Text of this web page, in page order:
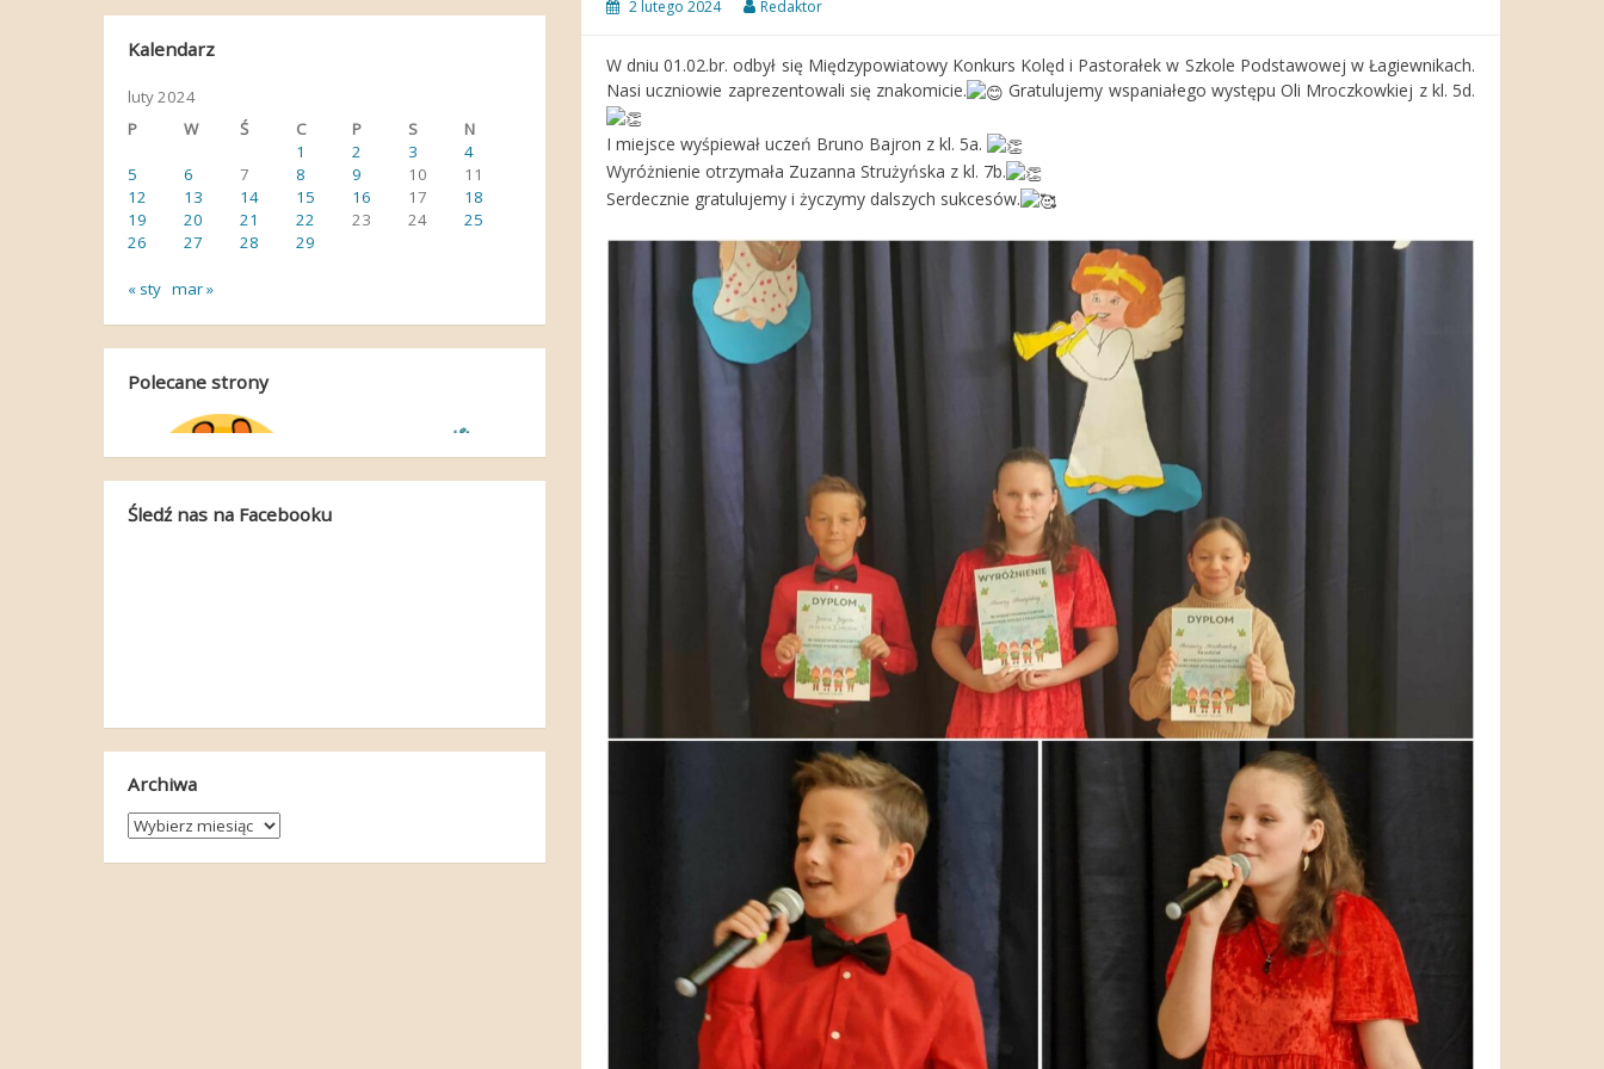
2 lutego 2024 Redaktor
W dniu 01.02.br. odbył się Międzypowiatowy Konkurs Kolęd i Pastorałek w Szkole Podstawowej w Łagiewnikach.
Nasi uczniowie zaprezentowali się znakomicie.
Gratulujemy wspaniałego występu Oli Mroczkowkiej z kl. 5d.
I miejsce wyśpiewał uczeń Bruno Bajron z kl. 5a.
Wyróżnienie otrzymała Zuzanna Strużyńska z kl. 7b.
Serdecznie gratulujemy i życzymy dalszych sukcesów.
Kalendarz
luty 2024
P
W Ś C P S
N
1
2 3
4
5
6 7 8 9 10
11
12
13 14 15 16 17
18
19
20 21 22 23 24
25
26
27 28 29
« sty mar »
Polecane strony
Śledź nas na Facebooku
Archiwa
Archiwa